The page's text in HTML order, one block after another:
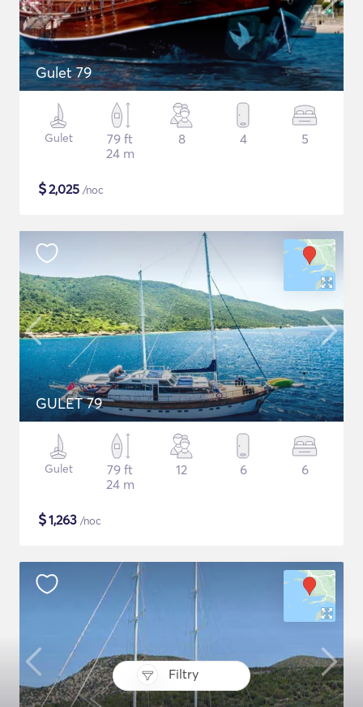
Filtry
Gulet 79
Gulet
79 ft
24 m
8 4 5
$2,025 /noc
GULET 79
Gulet
79 ft
24 m
12 6 6
$1,263 /noc